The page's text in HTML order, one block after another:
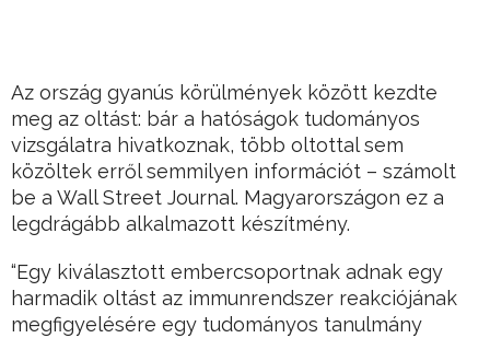
Az ország gyanús körülmények között kezdte
meg az oltást: bár a hatóságok tudományos
vizsgálatra hivatkoznak, több oltottal sem
közöltek erről semmilyen információt – számolt
be a Wall Street Journal. Magyarországon ez a
legdrágább alkalmazott készítmény.
“Egy kiválasztott embercsoportnak adnak egy
harmadik oltást az immunrendszer reakciójának
megfigyelésére egy tudományos tanulmány